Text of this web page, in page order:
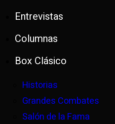
Entrevistas
Columnas
Box Clásico
Historias
Grandes Combates
Salón de la Fama